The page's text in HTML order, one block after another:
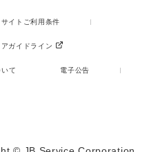
サイトご利用条件
ガイドライン
て 電子公告